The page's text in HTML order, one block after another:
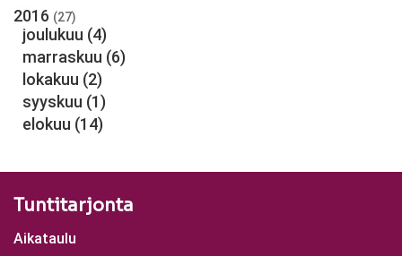
2016 (27)
joulukuu (4)
marraskuu (6)
lokakuu (2)
syyskuu (1)
elokuu (14)
Tuntitarjonta
Aikataulu